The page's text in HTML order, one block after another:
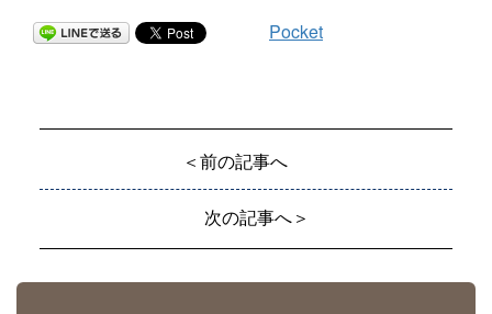
Pocket
＜前の記事へ
次の記事へ＞